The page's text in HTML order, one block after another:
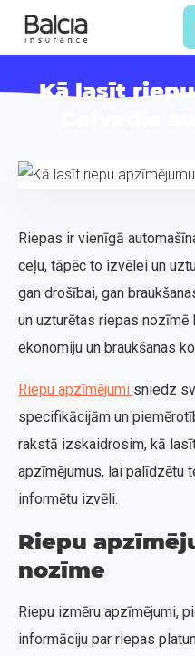
Kā lasīt
Riepas ir vienīgā
ceļu, tāpēc to izvēlei un
gan drošībai, gan
un uzturētas riepas nozīmē
ekonomiju un braukšanas
Riepu apzīmējumi sniedz
specifikācijām un
rakstā izskaidrosim, kā
apzīmējumus, lai palīdzētu
informētu izvēli.
Riepu
nozīme
Riepu izmēru apzīmējumi,
informāciju par riepas